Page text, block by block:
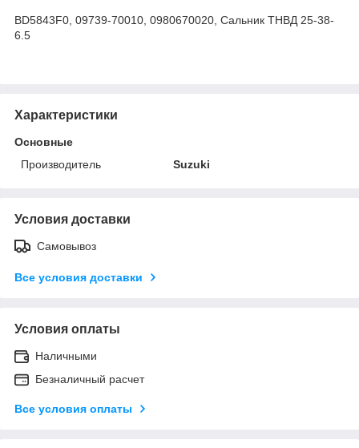
BD5843F0, 09739-70010, 0980670020, Сальник ТНВД 25-38-
6.5
Характеристики
Основные
Производитель
Suzuki
Условия доставки
Самовывоз
Все условия доставки
Условия оплаты
Наличными
Безналичный расчет
Все условия оплаты